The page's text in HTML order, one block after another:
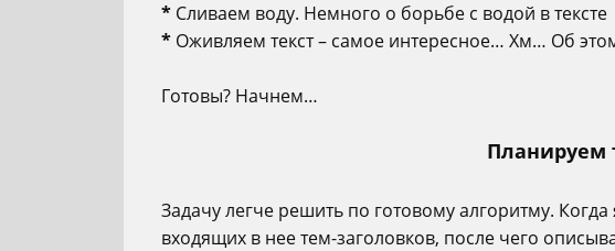
* Сливаем воду. Немного о борьбе с водой в тексте
* Оживляем текст – самое интересное… Хм… Об
Готовы? Начнем…
Планируем
Задачу легче решить по готовому алгоритму. Когда
входящих в нее тем-заголовков, после чего